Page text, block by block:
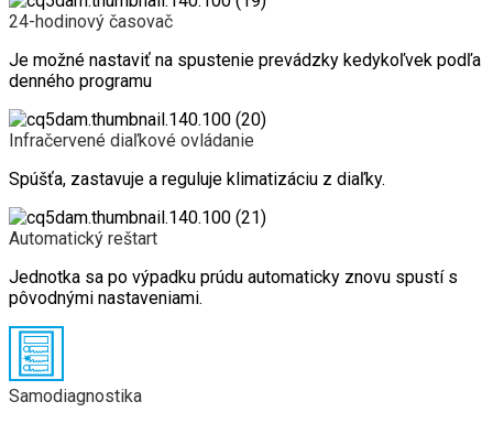
24-hodinový časovač
Je možné nastaviť na spustenie prevádzky kedykoľvek podľa
denného programu
Infračervené diaľkové ovládanie
Spúšťa, zastavuje a reguluje klimatizáciu z diaľky.
Automatický reštart
Jednotka sa po výpadku prúdu automaticky znovu spustí s
pôvodnými nastaveniami.
Samodiagnostika